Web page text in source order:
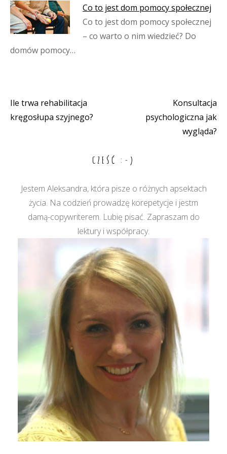
Co to jest dom pomocy społecznej
Co to jest dom pomocy społecznej
– co warto o nim wiedzieć? Do
domów pomocy…
Nawigacja
Ile trwa rehabilitacja
kręgosłupa szyjnego?
Konsultacja
psychologiczna jak
wygląda?
CZEŚĆ :-)
Jestem Aleksandra, która pisze o różnych apsektach
życia. Na codzień prowadzę korepetycje i jestm
damą-copywriterem. Lubię pisać. Zapraszam do
lektury i współpracy.